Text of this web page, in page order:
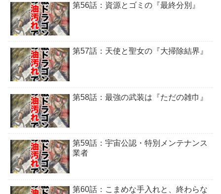
第56話：資源とゴミの『最終分別』
第57話：天使と聖女の『大掃除結界』
第58話：最強の武装は『ただの雑巾』
第59話：宇宙公認・特別メンテナンス
業者
第60話：こまめな手入れと、終わらな